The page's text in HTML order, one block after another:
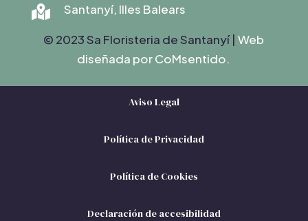

Santanyí, Illes Balears
© 2023 Sa Floristeria de Santanyí |Web
diseñada por CoMsentido.
Aviso Legal
Política de Privacidad
Política de Cookies
Declaración de accesibilidad